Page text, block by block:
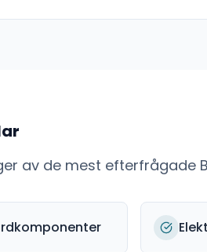
av de mest efterfrågade